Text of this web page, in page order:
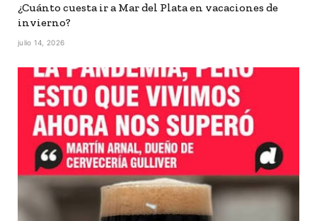
¿Cuánto cuesta ir a Mar del Plata en vacaciones de
invierno?
julio 14, 2026